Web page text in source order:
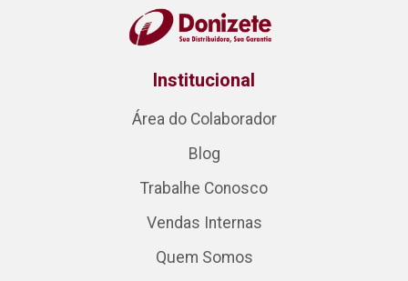
Institucional
Área do Colaborador
Blog
Trabalhe Conosco
Vendas Internas
Quem Somos